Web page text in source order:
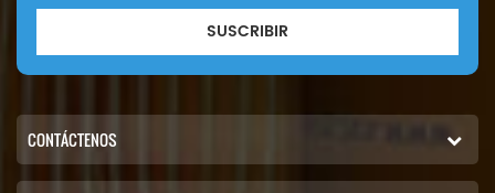
SUSCRIBIR
CONTÁCTENOS